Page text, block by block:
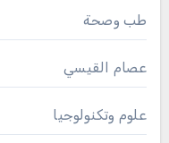
طب وصحة
عصام القيسي
علوم وتكنولوجيا